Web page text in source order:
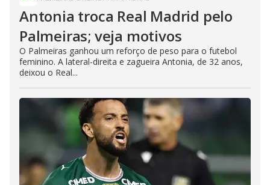
Antonia troca Real Madrid pelo
Palmeiras; veja motivos
O Palmeiras ganhou um reforço de peso para o futebol
feminino. A lateral-direita e zagueira Antonia, de 32 anos,
deixou o Real...